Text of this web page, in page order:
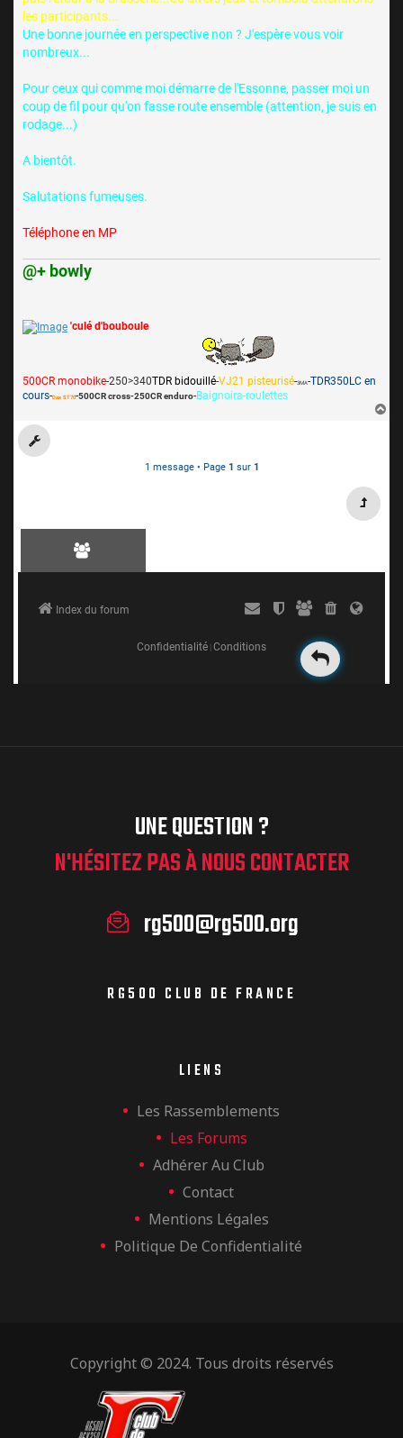
UNE QUESTION ?
N'HÉSITEZ PAS À NOUS CONTACTER
rg500@rg500.org
RG500 CLUB DE FRANCE
LIENS
Les Rassemblements
Les Forums
Adhérer Au Club
Contact
Mentions Légales
Politique De Confidentialité
Copyright © 2024. Tous droits réservés